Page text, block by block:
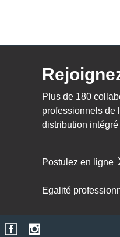
Plus de 180
professionnels de
distribution intégré
Postulez en ligne
Egalité